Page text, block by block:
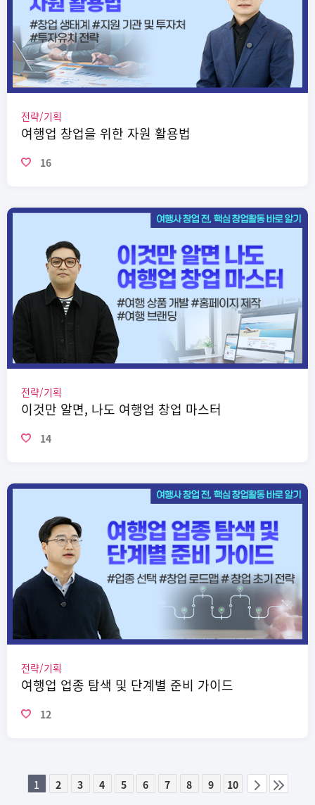
전략/기획
여행업 창업을 위한 자원 활용법
16
전략/기획
이것만 알면, 나도 여행업 창업 마스터
14
전략/기획
여행업 업종 탐색 및 단계별 준비 가이드
12
1 2 3 4 5 6 7 8 9
10
이전 다음